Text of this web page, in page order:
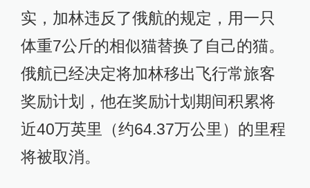
实，加林违反了俄航的规定，用一只
体重7公斤的相似猫替换了自己的猫。
俄航已经决定将加林移出飞行常旅客
奖励计划，他在奖励计划期间积累将
近40万英里（约64.37万公里）的里程
将被取消。